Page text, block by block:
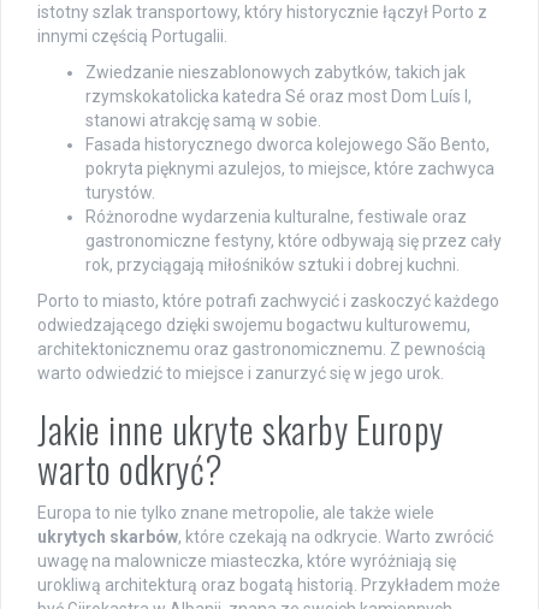
istotny szlak transportowy, który historycznie łączył Porto z
innymi częścią Portugalii.
Zwiedzanie nieszablonowych zabytków, takich jak
rzymskokatolicka katedra Sé oraz most Dom Luís I,
stanowi atrakcję samą w sobie.
Fasada historycznego dworca kolejowego São Bento,
pokryta pięknymi azulejos, to miejsce, które zachwyca
turystów.
Różnorodne wydarzenia kulturalne, festiwale oraz
gastronomiczne festyny, które odbywają się przez cały
rok, przyciągają miłośników sztuki i dobrej kuchni.
Porto to miasto, które potrafi zachwycić i zaskoczyć każdego
odwiedzającego dzięki swojemu bogactwu kulturowemu,
architektonicznemu oraz gastronomicznemu. Z pewnością
warto odwiedzić to miejsce i zanurzyć się w jego urok.
Jakie inne ukryte skarby Europy
warto odkryć?
Europa to nie tylko znane metropolie, ale także wiele
ukrytych skarbów, które czekają na odkrycie. Warto zwrócić
uwagę na malownicze miasteczka, które wyróżniają się
urokliwą architekturą oraz bogatą historią. Przykładem może